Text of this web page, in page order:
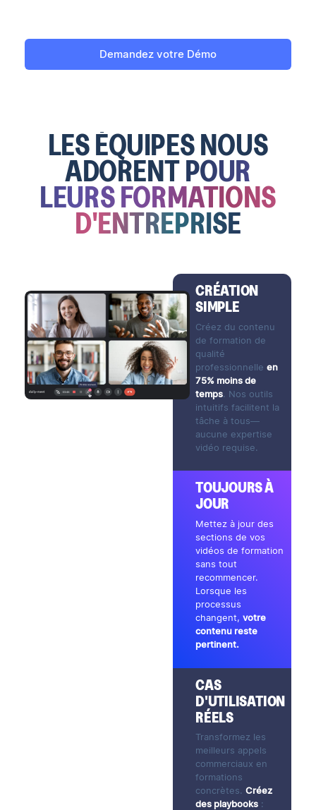
Demandez votre Démo
LES ÉQUIPES NOUS
ADORENT POUR
LEURS FORMATIONS
D'ENTREPRISE
CRÉATION
SIMPLE
Créez du contenu
de formation de
qualité
professionnelle en
75% moins de
temps. Nos outils
intuitifs facilitent la
tâche à tous—
aucune expertise
vidéo requise.
TOUJOURS À
JOUR
Mettez à jour des
sections de vos
vidéos de formation
sans tout
recommencer.
Lorsque les
processus
changent, votre
contenu reste
pertinent.
CAS
D'UTILISATION
RÉELS
Transformez les
meilleurs appels
commerciaux en
formations
concrètes. Créez
des playbooks: